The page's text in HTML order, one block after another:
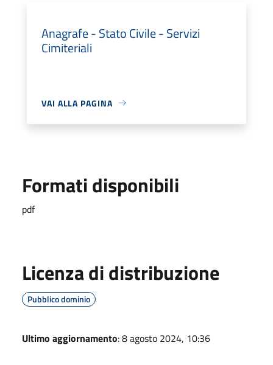
Anagrafe - Stato Civile - Servizi
Cimiteriali
VAI ALLA PAGINA
Formati disponibili
pdf
Licenza di distribuzione
Pubblico dominio
Ultimo aggiornamento: 8 agosto 2024, 10:36